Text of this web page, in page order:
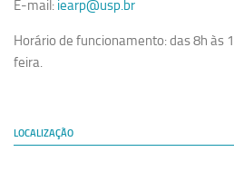
E-mail: iearp@usp.br
Horário de funcionamento: das 8h às
feira.
LOCALIZAÇÃO